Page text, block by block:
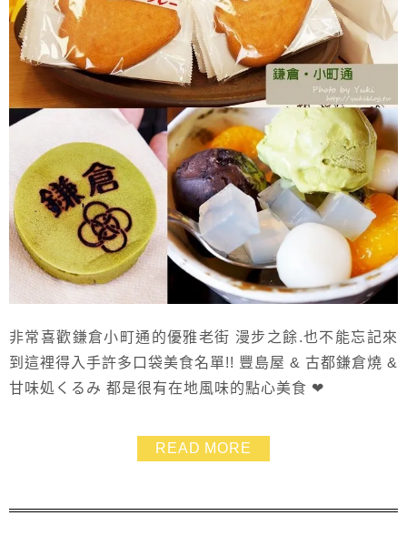
非常喜歡鎌倉小町通的優雅老街 漫步之餘.也不能忘記來
到這裡得入手許多口袋美食名單!! 豐島屋 & 古都鎌倉燒 &
甘味処くるみ 都是很有在地風味的點心美食 ❤
READ MORE